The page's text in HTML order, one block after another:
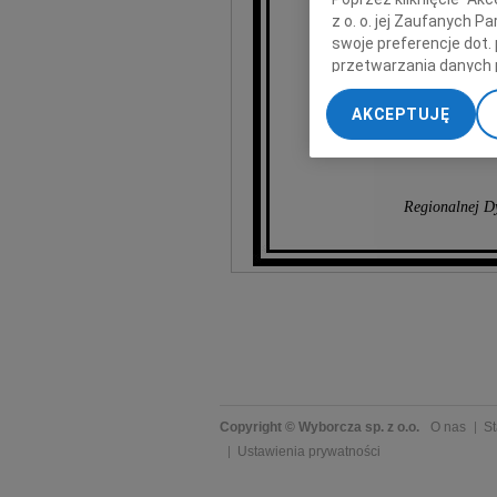
Regionalnej
Copyright © Wyborcza sp. z o.o. O nas
Ustawienia prywatności
z o. o. jej Zaufanych
swoje preferencje dot.
przetwarzania danych
„Ustawienia
My, nasi Zaufani
dokładnych danych
Przechowywanie
treści, badnie
AKCEPTUJĘ